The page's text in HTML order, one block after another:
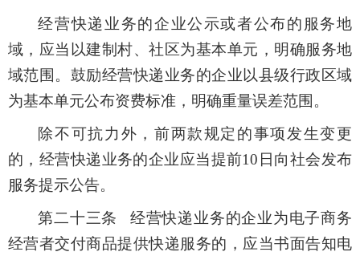
经营快递业务的企业公示或者公布的服务地
域，应当以建制村、社区为基本单元，明确服务地
域范围。鼓励经营快递业务的企业以县级行政区域
为基本单元公布资费标准，明确重量误差范围。
除不可抗力外，前两款规定的事项发生变更
的，经营快递业务的企业应当提前10日向社会发布
服务提示公告。
第二十三条 经营快递业务的企业为电子商务
经营者交付商品提供快递服务的，应当书面告知电